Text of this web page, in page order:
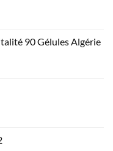
90 Gélules Algérie